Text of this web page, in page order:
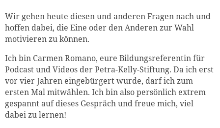
Wir gehen heute diesen und anderen Fragen nach und
hoffen dabei, die Eine oder den Anderen zur Wahl
motivieren zu können.
Ich bin Carmen Romano, eure Bildungsreferentin für
Podcast und Videos der Petra-Kelly-Stiftung. Da ich erst
vor vier Jahren eingebürgert wurde, darf ich zum
ersten Mal mitwählen. Ich bin also persönlich extrem
gespannt auf dieses Gespräch und freue mich, viel
dabei zu lernen!